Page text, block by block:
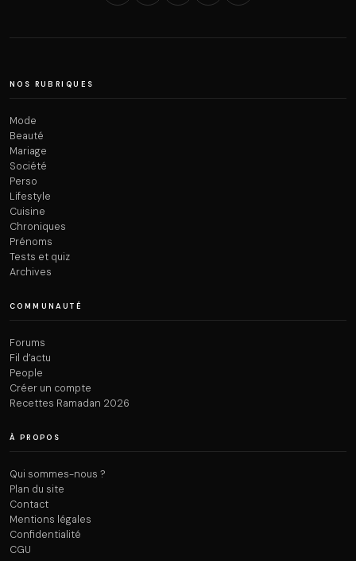
NOS RUBRIQUES
Mode
Beauté
Mariage
Société
Perso
Lifestyle
Cuisine
Chroniques
Prénoms
Tests et quiz
Archives
COMMUNAUTÉ
Forums
Fil d’actu
People
Créer un compte
Recettes Ramadan 2026
À PROPOS
Qui sommes-nous ?
Plan du site
Contact
Mentions légales
Confidentialité
CGU